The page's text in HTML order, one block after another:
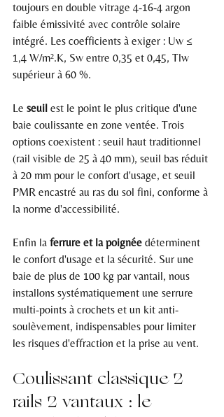
toujours en double vitrage 4-16-4 argon
faible émissivité avec contrôle solaire
intégré. Les coefficients à exiger : Uw ≤
1,4 W/m².K, Sw entre 0,35 et 0,45, Tlw
supérieur à 60 %.
Le seuil est le point le plus critique d'une
baie coulissante en zone ventée. Trois
options coexistent : seuil haut traditionnel
(rail visible de 25 à 40 mm), seuil bas réduit
à 20 mm pour le confort d'usage, et seuil
PMR encastré au ras du sol fini, conforme à
la norme d'accessibilité.
Enfin la ferrure et la poignée déterminent
le confort d'usage et la sécurité. Sur une
baie de plus de 100 kg par vantail, nous
installons systématiquement une serrure
multi-points à crochets et un kit anti-
soulèvement, indispensables pour limiter
les risques d'effraction et la prise au vent.
Coulissant classique 2
rails 2 vantaux : le